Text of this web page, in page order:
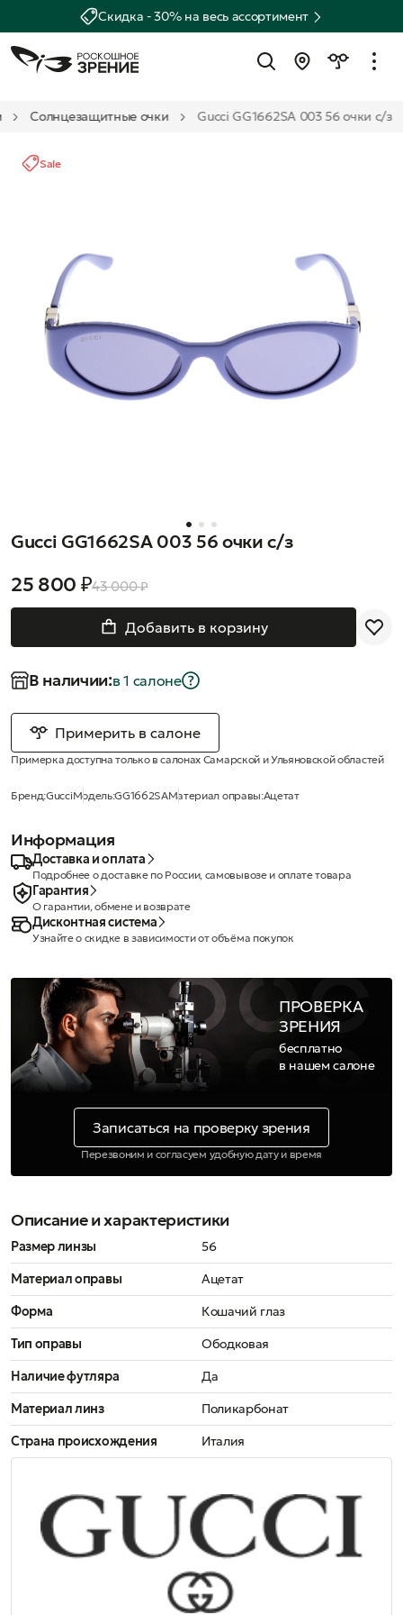
Скидка - 30% на весь ассортимент
Солнцезащитные очки Gucci GG1662SA 003 56 очки с/з
Sale
Gucci GG1662SA 003 56 очки с/з
25 800 ₽43 000 ₽
Добавить в корзину
В наличии:в 1 салонe
Примерить в салоне
Примерка доступна только в салонах Самарской и Ульяновской областей
Бренд:GucciМодель:GG1662SAМатериал оправы:Ацетат
Информация
Доставка и оплата
Подробнее о доставке по России, самовывозе и оплате товара
Гарантия
О гарантии, обмене и возврате
Дисконтная система
Узнайте о скидке в зависимости от объёма покупок
ПРОВЕРКА
ЗРЕНИЯ
бесплатно
в нашем салоне
Записаться на проверку зрения
Перезвоним и согласуем удобную дату и время
Описание и характеристики
Размер линзы
56
Материал оправы
Ацетат
Форма
Кошачий глаз
Тип оправы
Ободковая
Наличие футляра
Да
Материал линз
Поликарбонат
Страна происхождения
Италия